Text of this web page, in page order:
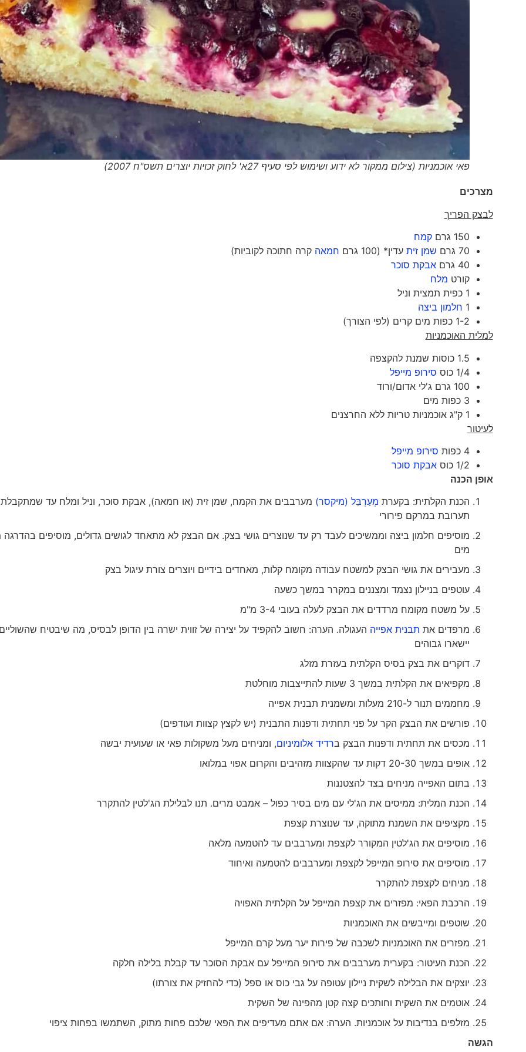
פאי אוכמניות (צילום ממקור לא ידוע ושימוש לפי סעיף 27א' לחוק זכויות יוצרים תשס"ח 2007)
מצרכים
לבצק הפריך
150 גרם
קמח
70 גרם
שמן זית עדין* (100 גרם חמאה קרה חתוכה לקוביות)
40 גרם
אבקת סוכר
קורט מלח
1 כפית תמצית וניל
1 חלמון ביצה
1-2 כפות מים קרים (לפי הצורך)
למלית האוכמניות
1.5 כוסות שמנת להקצפה
1/4 כוס
סירופ מייפל
100 גרם ג'לי אדום/ורוד
3 כפות מים
1 ק"ג אוכמניות טריות ללא החרצנים
לעיטור
4 כפות
סירופ מייפל
1/2 כוס
אבקת סוכר
אופן הכנה
הכנת הקלתית: בקערת מְעַרְבֵּל (מיקסר) מערבבים את הקמח, שמן זית (או חמאה), אבקת סוכר, וניל ומלח עד שמתקבלת
תערובת במרקם פירורי
מוסיפים חלמון ביצה וממשיכים לעבד רק עד שנוצרים גושי בצק. אם הבצק לא מתאחד לגושים גדולים, מוסיפים
מים
מעבירים את גושי הבצק למשטח עבודה מקומח קלות, מאחדים בידיים ויוצרים צורת עיגול בצק
עוטפים בניילון נצמד ומצננים במקרר במשך כשעה
על משטח מקומח מרדדים את הבצק לעלה בעובי 3-4 מ"מ
מרפדים את תבנית אפייה העגולה. הערה: חשוב להקפיד על יצירה של זווית ישרה בין הדופן לבסיס, מה שיבטיח
יישארו גבוהים
דוקרים את בצק בסיס הקלתית בעזרת מזלג
מקפיאים את הקלתית במשך 3 שעות להתייצבות מוחלטת
מחממים תנור ל-210 מעלות ומשמנית תבנית אפייה
פורשים את הבצק הקר על פני תחתית ודפנות התבנית (יש לקצץ קצוות ועודפים)
מכסים את תחתית ודפנות הבצק ברדיד אלומיניום, ומניחים מעל משקולות פאי או שעועית יבשה
אופים במשך 20-30 דקות עד שהקצוות מזהיבים והקרום אפוי במלואו
בתום האפייה מניחים בצד להצטננות
הכנת המלית: ממיסים את הג'לי עם מים בסיר כפול – אמבט מרים. תנו לבלילת הג'לטין להתקרר
מקציפים את השמנת מתוקה, עד שנוצרת קצפת
מוסיפים את הג'לטין המקורר לקצפת ומערבבים עד להטמעה מלאה
מוסיפים את סירופ המייפל לקצפת ומערבבים להטמעה ואיחוד
מניחים לקצפת להתקרר
הרכבת הפאי: מפזרים את קצפת המייפל על הקלתית האפויה
שוטפים ומייבשים את האוכמניות
מפזרים את האוכמניות לשכבה של פירות יער מעל קרם המייפל
הכנת העיטור: בקערית מערבבים את סירופ המייפל עם אבקת הסוכר עד קבלת בלילה חלקה
יוצקים את הבלילה לשקית ניילון עטופה על גבי כוס או ספל (כדי להחזיק את צורתו)
אוטמים את השקית וחותכים קצה קטן מהפינה של השקית
מזלפים בנדיבות על אוכמניות. הערה: אם אתם מעדיפים את הפאי שלכם פחות מתוק, השתמשו בפחות ציפוי
הגשה